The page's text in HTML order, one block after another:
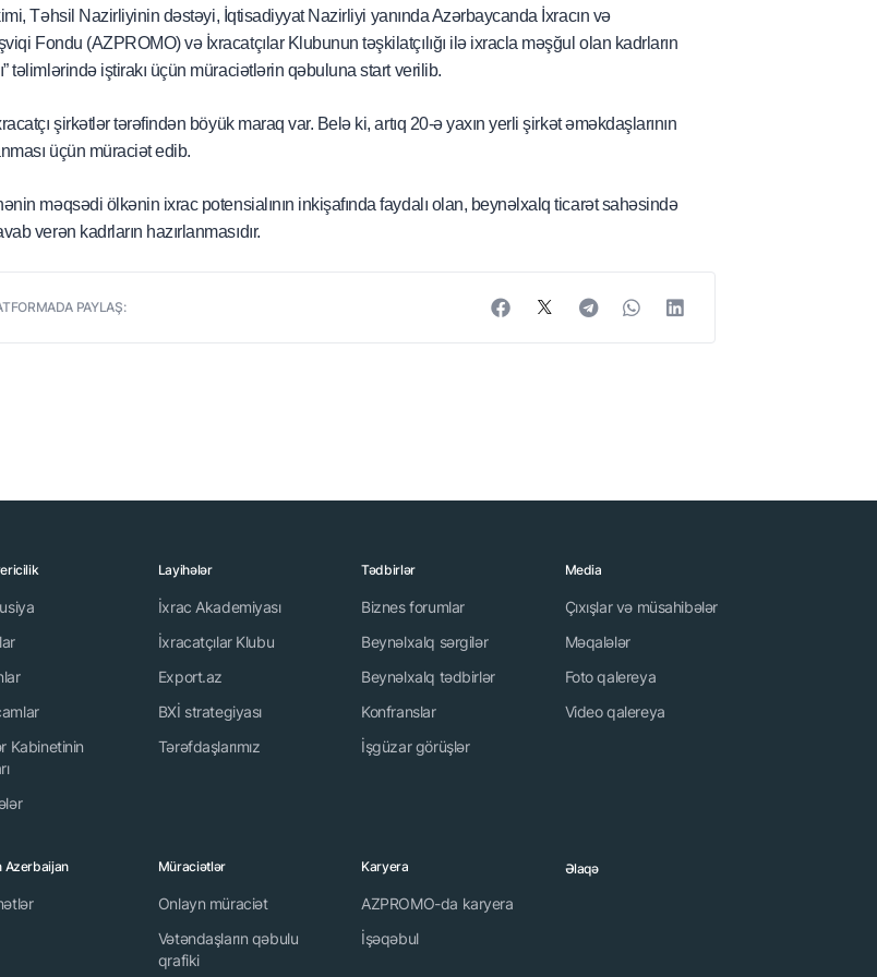
Təhsil Nazirliyinin dəstəyi, İqtisadiyyat Nazirliyi yanında Azərbaycanda İxracın və
Fondu (AZPROMO) və İxracatçılar Klubunun təşkilatçılığı ilə ixracla məşğul olan kadrların
təlimlərində iştirakı üçün müraciətlərin qəbuluna start verilib.
şirkətlər tərəfindən böyük maraq var. Belə ki, artıq 20-ə yaxın yerli şirkət əməkdaşlarının
üçün müraciət edib.
məqsədi ölkənin ixrac potensialının inkişafında faydalı olan, beynəlxalq ticarət sahəsində
verən kadrların hazırlanmasıdır.
PAYLAŞ:
Kabinetinin
Layihələr
İxrac Akademiyası
İxracatçılar Klubu
Export.az
BXİ strategiyası
Tərəfdaşlarımız
Tədbirlər
Biznes forumlar
Beynəlxalq sərgilər
Beynəlxalq tədbirlər
Konfranslar
İşgüzar görüşlər
Media
Çıxışlar və müsahibələr
Məqalələr
Foto qalereya
Video qalereya
Azerbaijan Müraciətlər
Onlayn müraciət
Vətəndaşların qəbulu
qrafiki
Karyera
AZPROMO-da karyera
İşəqəbul
Əlaqə